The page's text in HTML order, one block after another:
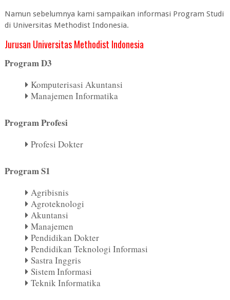
Namun sebelumnya kami sampaikan informasi Program Studi
di Universitas Methodist Indonesia.
Jurusan Universitas Methodist Indonesia
Program D3
Komputerisasi Akuntansi
Manajemen Informatika
Program Profesi
Profesi Dokter
Program S1
Agribisnis
Agroteknologi
Akuntansi
Manajemen
Pendidikan Dokter
Pendidikan Teknologi Informasi
Sastra Inggris
Sistem Informasi
Teknik Informatika